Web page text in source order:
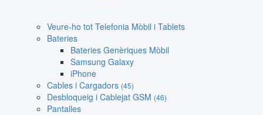
Veure-ho tot Telefonia Mòbil i Tablets
Bateries
Bateries Genèriques Mòbil
Samsung Galaxy
iPhone
Cables i Cargadors (45)
Desbloqueig i Cablejat GSM (46)
Pantalles